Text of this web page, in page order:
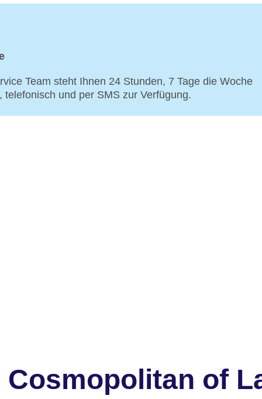
Team steht Ihnen 24 Stunden, 7 Tage die Woche
und per SMS zur Verfügung.
of